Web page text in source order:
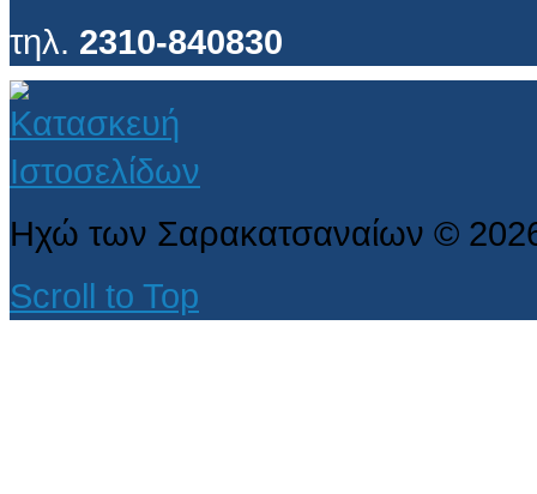
τηλ. 2310-840830
Ηχώ των Σαρακατσαναίων ©
Scroll to Top